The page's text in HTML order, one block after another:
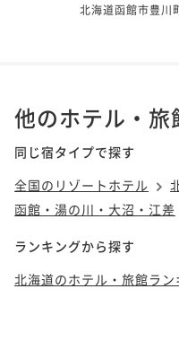
北海道函館市豊川
他のホテル・旅
同じ宿タイプで探す
全国のリゾートホテル
函館・湯の川・大沼・江差
ランキングから探す
北海道のホテル・旅館ラン